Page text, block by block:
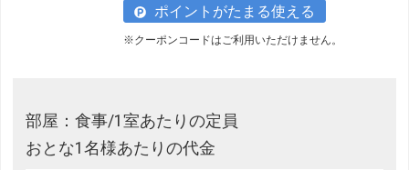
ポイントがたまる使える
※クーポンコードはご利用いただけません。
部屋：食事/1室あたりの定員
おとな1名様あたりの代金